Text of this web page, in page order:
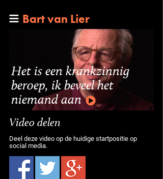
Bart van Lier
Het is een krankzinnig
beroep, ik beveel het
niemand aan
Video delen
Deel deze video op de huidige startpositie op
social media.